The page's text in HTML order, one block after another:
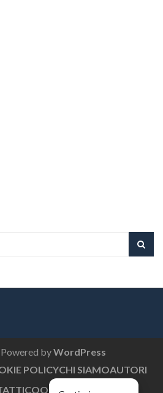
Powered byWordPress
POLICYCHI SIAMOAUTORI
COOKIE EU